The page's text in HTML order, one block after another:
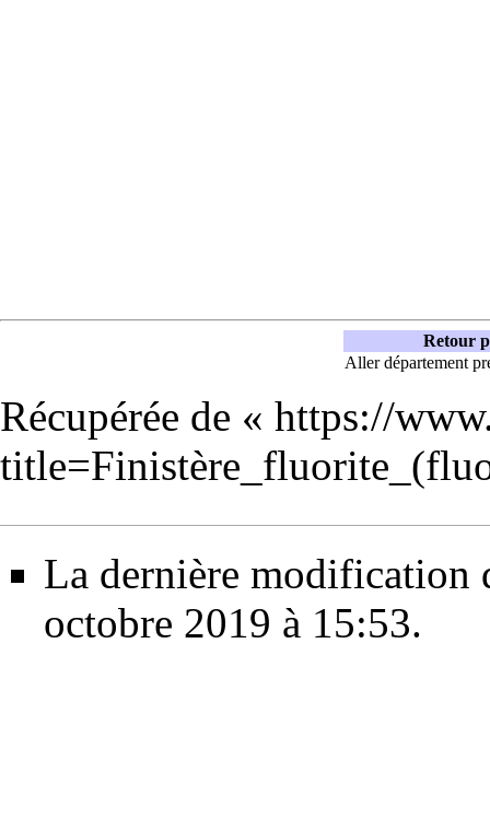
Retour
Aller département
Récupérée de « https://
La dernière modification
octobre 2019 à 15:53.